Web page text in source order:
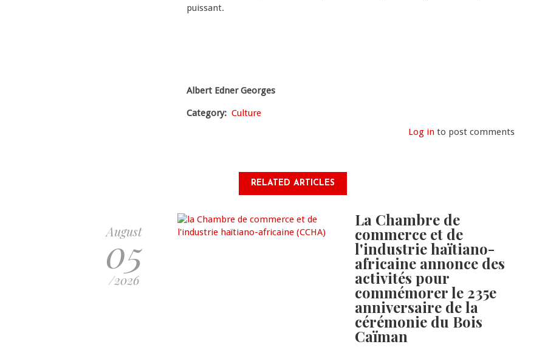
puissant.
Albert Edner Georges
Category
Culture
Log in to post comments
RELATED ARTICLES
August
05
/2026
La Chambre de
commerce et de
l'industrie haïtiano-
africaine annonce des
activités pour
commémorer le 235e
anniversaire de la
cérémonie du Bois
Caïman